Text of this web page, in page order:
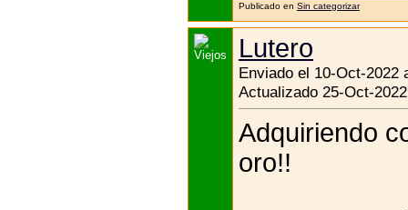
Publicado en Sin categorizar
Lutero
Enviado el 10-Oct-2022
Actualizado 25-Oct-
Adquiriendo
oro!!